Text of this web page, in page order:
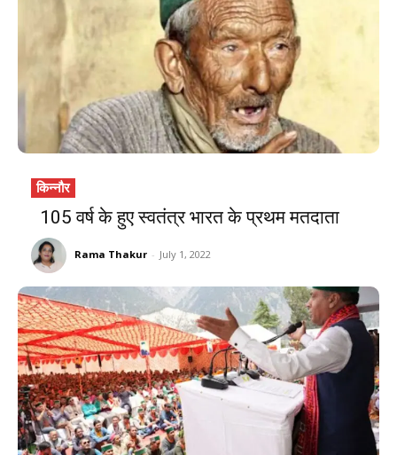
किन्नौर
105 वर्ष के हुए स्वतंत्र भारत के प्रथम मतदाता
Rama Thakur - July 1, 2022